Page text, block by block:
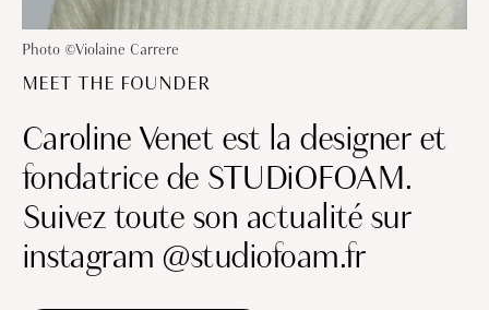
Photo ©Violaine Carrere
MEET THE FOUNDER
Caroline Venet est la designer et
fondatrice de STUDiOFOAM.
Suivez toute son actualité sur
instagram @studiofoam.fr